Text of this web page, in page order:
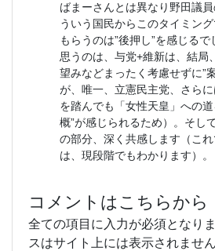
ばまーさんとは異なり野田議
ういう国民からこのタイミン
もらうのは”後押し”を感じる
思うのは、与党+維新は、結局
望みなどまったく考慮せずに”
が、唯一、立憲民主党、さら
を踏んでも「女性天皇」への
概”が感じられるため）。そし
の部分、深く共感します（こ
は、現段階でもわかります）。
コメントはこちらから
全ての項目に入力が必須となり
スはサイト上には表示されません